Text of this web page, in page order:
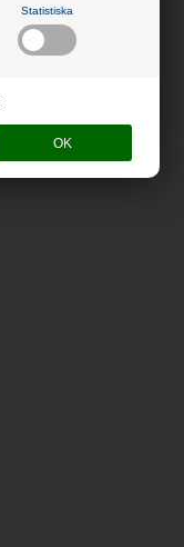
Statistiska